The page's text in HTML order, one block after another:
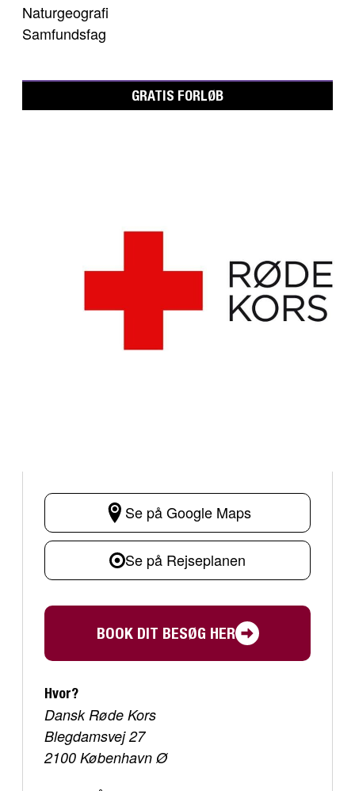
Naturgeografi
Samfundsfag
GRATIS FORLØB
Se på Google Maps
Se på Rejseplanen
BOOK DIT BESØG HER
Hvor?
Dansk Røde Kors
Blegdamsvej 27
2100 København Ø